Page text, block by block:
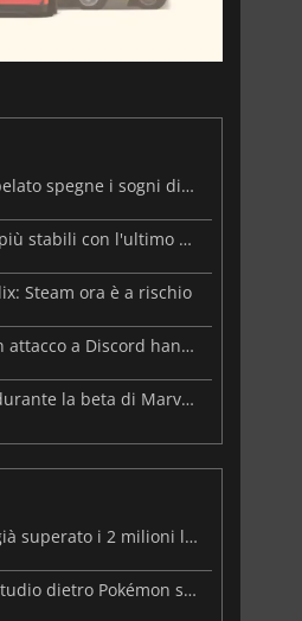
Steam Frame: il prezzo trapelato spegne i sogni di un VR economico
Palworld: Sunreach e boss più stabili con l'ultimo update
Steam ora è a rischio
Le mappe dei malware e un attacco a Discord hanno colpito Meccha Chameleon
PlayStation Network in tilt durante la beta di Marvel Tōkon
Resident Evil: Veronica ha già superato i 2 milioni liste dei desideri
Beast of Reincarnation: lo studio dietro Pokémon su una nuova strada